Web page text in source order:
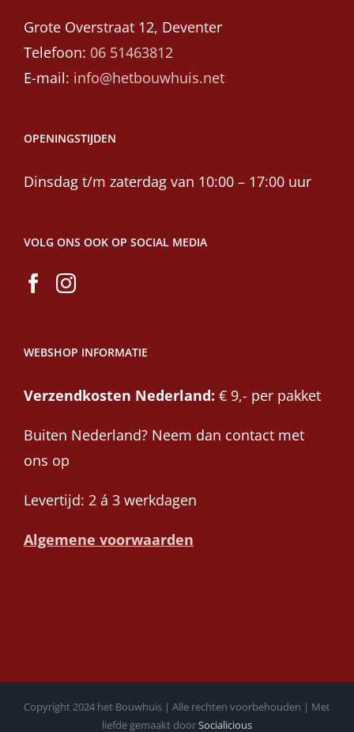
Grote Overstraat 12, Deventer
Telefoon: 06 51463812
E-mail: info@hetbouwhuis.net
OPENINGSTIJDEN
Dinsdag t/m zaterdag van 10:00 – 17:00 uur
VOLG ONS OOK OP SOCIAL MEDIA
WEBSHOP INFORMATIE
Verzendkosten Nederland: € 9,- per pakket
Buiten Nederland? Neem dan contact met
ons op
Levertijd: 2 á 3 werkdagen
Algemene voorwaarden
Copyright 2024 het Bouwhuis | Alle rechten voorbehouden | Met
liefde gemaakt doorSocialicious